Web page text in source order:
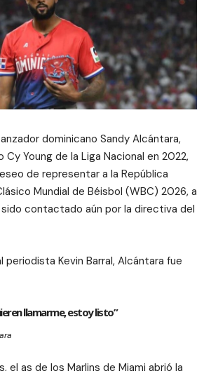
dominicano Sandy Alcántara,
Cy Young de la Liga Nacional en 2022,
de representar a la República
Mundial de Béisbol (WBC) 2026, a
contactado aún por la directiva del
periodista Kevin Barral, Alcántara fue
llamarme, estoy listo”
el as de los Marlins de Miami abrió la